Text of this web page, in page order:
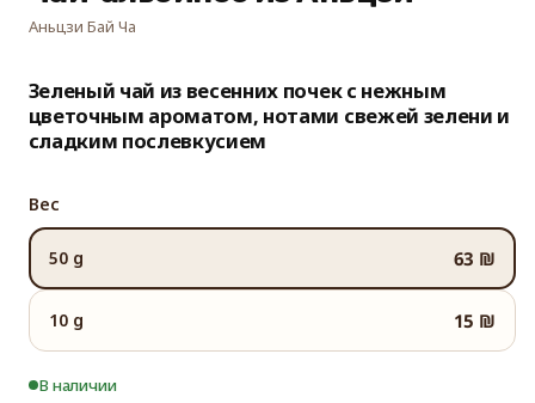
Аньцзи Бай Ча
Зеленый чай из весенних почек с нежным
цветочным ароматом, нотами свежей зелени и
сладким послевкусием
Вес
50 g 63 ₪
10 g 15 ₪
В наличии